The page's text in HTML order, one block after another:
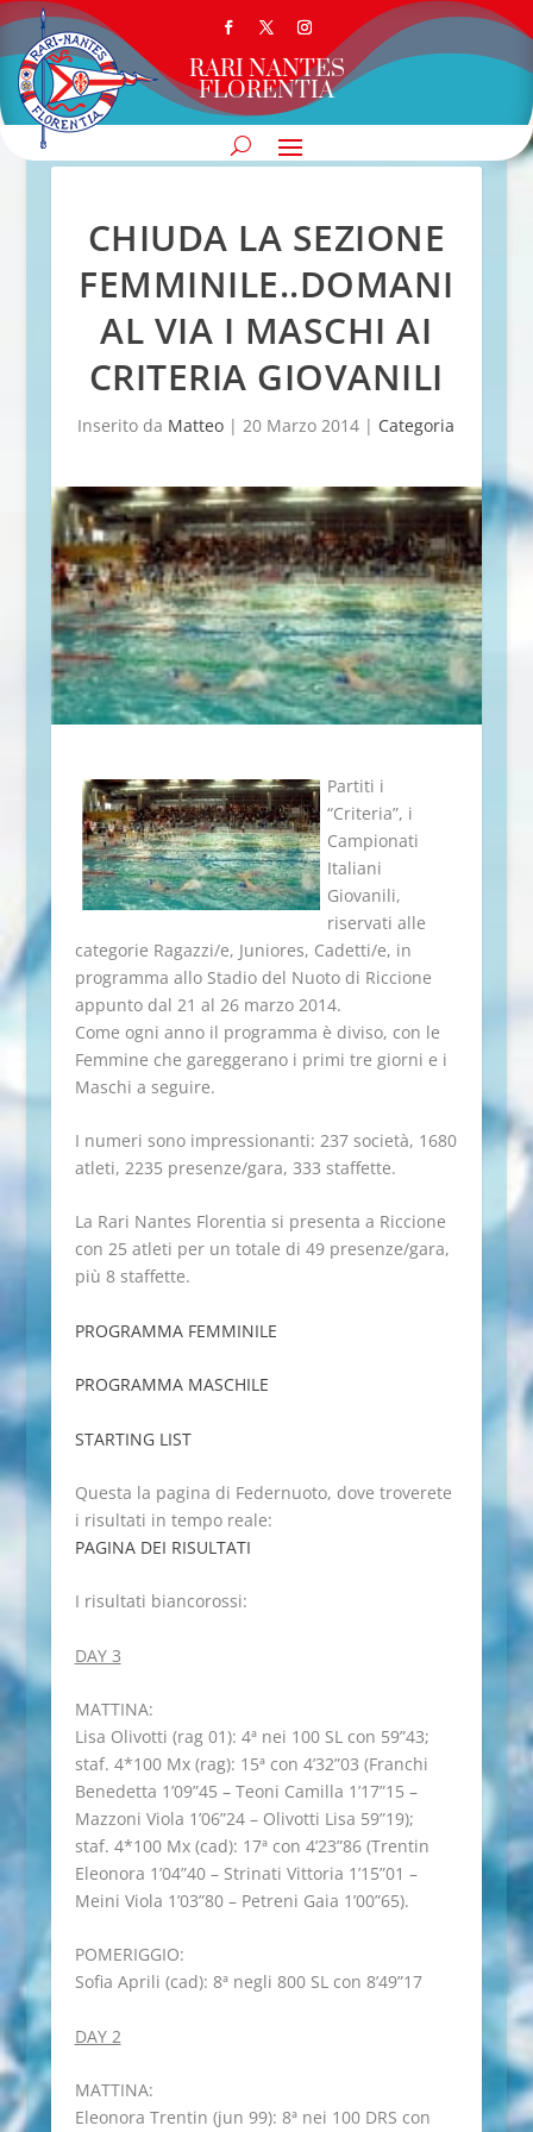
RARI NANTES
FLORENTIA
CHIUDA LA SEZIONE
FEMMINILE..DOMANI
AL VIA I MASCHI AI
CRITERIA GIOVANILI
Inserito da Matteo |20 Marzo 2014 | Categoria
Partiti i
“Criteria”, i
Campionati
Italiani
Giovanili,
riservati alle
categorie Ragazzi/e, Juniores, Cadetti/e, in
programma allo Stadio del Nuoto di Riccione
appunto dal 21 al 26 marzo 2014.
Come ogni anno il programma è diviso, con le
Femmine che gareggerano i primi tre giorni e i
Maschi a seguire.
I numeri sono impressionanti: 237 società, 1680
atleti, 2235 presenze/gara, 333 staffette.
La Rari Nantes Florentia si presenta a Riccione
con 25 atleti per un totale di 49 presenze/gara,
più 8 staffette.
PROGRAMMA FEMMINILE
PROGRAMMA MASCHILE
STARTING LIST
Questa la pagina di Federnuoto, dove troverete
i risultati in tempo reale:
PAGINA DEI RISULTATI
I risultati biancorossi:
DAY 3
MATTINA:
Lisa Olivotti (rag 01): 4ª nei 100 SL con 59”43;
staf. 4*100 Mx (rag): 15ª con 4’32”03 (Franchi
Benedetta 1’09”45 – Teoni Camilla 1’17”15 –
Mazzoni Viola 1’06”24 – Olivotti Lisa 59”19);
staf. 4*100 Mx (cad): 17ª con 4’23”86 (Trentin
Eleonora 1’04”40 – Strinati Vittoria 1’15”01 –
Meini Viola 1’03”80 – Petreni Gaia 1’00”65).
POMERIGGIO:
Sofia Aprili (cad): 8ª negli 800 SL con 8’49”17
DAY 2
MATTINA:
Eleonora Trentin (jun 99): 8ª nei 100 DRS con